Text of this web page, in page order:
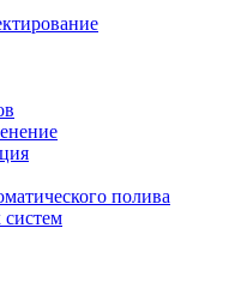
полива